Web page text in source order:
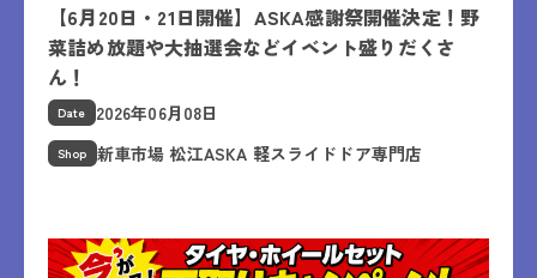
【6月20日・21日開催】ASKA感謝祭開催決定！野
菜詰め放題や大抽選会などイベント盛りだくさ
ん！
Date 2026年06月08日
Shop 新車市場 松江ASKA 軽スライドドア専門店